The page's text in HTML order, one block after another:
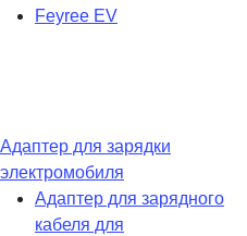
Feyree EV
Адаптер для зарядки
электромобиля
Адаптер для зарядного
кабеля для